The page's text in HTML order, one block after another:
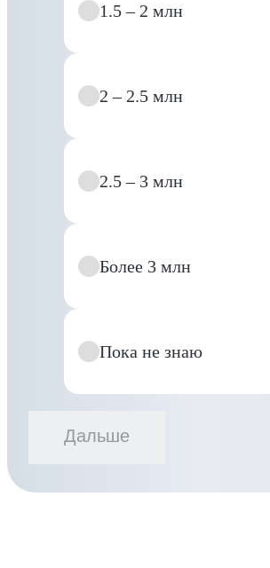
1.5 – 2 млн
2 – 2.5 млн
2.5 – 3 млн
Более 3 млн
Пока не знаю
Дальше